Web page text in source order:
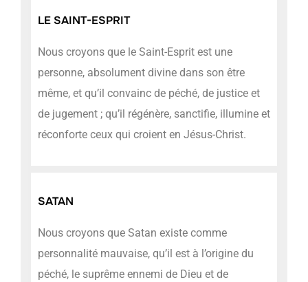
LE SAINT-ESPRIT
Nous croyons que le Saint-Esprit est une
personne, absolument divine dans son être
même, et qu’il convainc de péché, de justice et
de jugement ; qu’il régénère, sanctifie, illumine et
réconforte ceux qui croient en Jésus-Christ.
SATAN
Nous croyons que Satan existe comme
personnalité mauvaise, qu’il est à l’origine du
péché, le suprême ennemi de Dieu et de